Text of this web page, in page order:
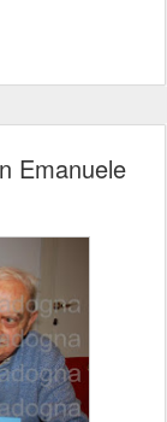
Emanuele